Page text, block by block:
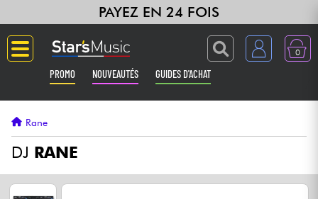
PAYEZ EN 24 FOIS
0
PROMO NOUVEAUTÉS GUIDES D'ACHAT
Guitares & Basses
Amplis & Effets
Rane
DJ RANE